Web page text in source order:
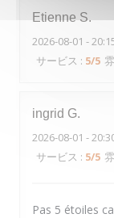
Etienne S
2026-08-01 -
サービス : 5/5
ingrid G
2026-08-01 -
サービス : 5/5
Pas 5 étoiles